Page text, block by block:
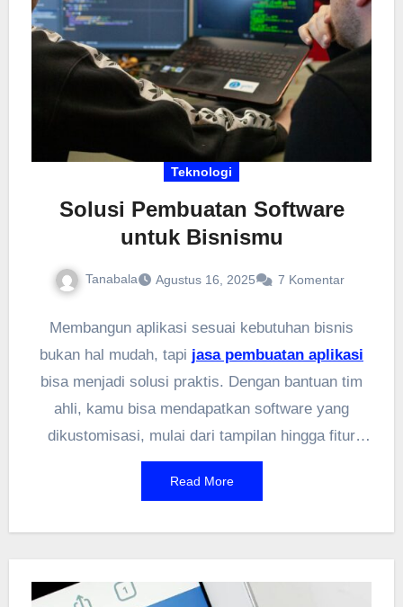
Teknologi
Solusi Pembuatan Software
untuk Bisnismu
Tanabala Agustus 16, 2025 7 Komentar
Membangun aplikasi sesuai kebutuhan bisnis
bukan hal mudah, tapi jasa pembuatan aplikasi
bisa menjadi solusi praktis. Dengan bantuan tim
ahli, kamu bisa mendapatkan software yang
dikustomisasi, mulai dari tampilan hingga fitur
khusus. Tidak perlu khawatir soal koding atau
desain karena semua dikerjakan secara
Bisnis digital berkembang pesat, dan punya
Read More